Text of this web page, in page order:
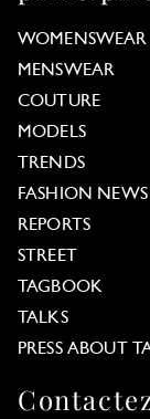
WOMENSWEAR
MENSWEAR
COUTURE
MODELS
TRENDS
FASHION NEWS
REPORTS
STREET
TAGBOOK
TALKS
PRESS ABOUT